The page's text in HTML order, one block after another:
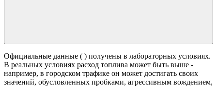
Официальные данные ( ) получены в лабораторных условиях.
В реальных условиях расход топлива может быть выше -
например, в городском трафике он может достигать своих
значений, обусловленных пробками, агрессивным вождением,